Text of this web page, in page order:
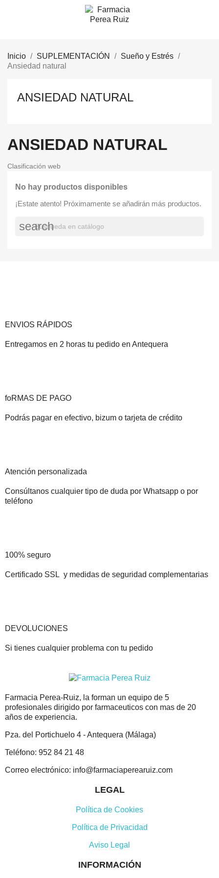
Inicio SUPLEMENTACIÓN
Sueño y Estrés
Ansiedad natural
ANSIEDAD NATURAL
ANSIEDAD NATURAL
Clasificación web
No hay productos disponibles
¡Estate atento! Próximamente se añadirán más productos.
search
ENVIOS RÁPIDOS
Entregamos en 2 horas tu pedido en Antequera
foRMAS DE PAGO
Podrás pagar en efectivo, bizum o tarjeta de crédito
Atención personalizada
Consúltanos cualquier tipo de duda por Whatsapp o por
teléfono
100% seguro
Certificado SSL y medidas de seguridad complementarias
DEVOLUCIONES
Si tienes cualquier problema con tu pedido
Farmacia Perea-Ruiz, la forman un equipo de 5
profesionales dirigido por farmaceuticos con mas de 20
años de experiencia.
Pza. del Portichuelo 4 - Antequera (Málaga)
Teléfono: 952 84 21 48
Correo electrónico: info@farmaciaperearuiz.com
LEGAL
Política de Cookies
Política de Privacidad
Aviso Legal
INFORMACIÓN